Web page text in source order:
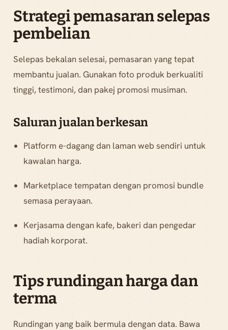
Strategi pemasaran selepas
pembelian
Selepas bekalan selesai, pemasaran yang tepat
membantu jualan. Gunakan foto produk berkualiti
tinggi, testimoni, dan pakej promosi musiman.
Saluran jualan berkesan
Platform e-dagang dan laman web sendiri untuk
kawalan harga.
Marketplace tempatan dengan promosi bundle
semasa perayaan.
Kerjasama dengan kafe, bakeri dan pengedar
hadiah korporat.
Tips rundingan harga dan
terma
Rundingan yang baik bermula dengan data. Bawa